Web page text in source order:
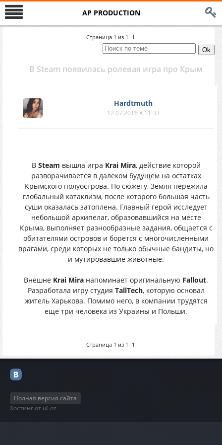
AP PRODUCTION
Страница 1 из 1 1
В Steam появилась ролевая игра про Крым
Hardtmuth
12.07.2016 в 11:33
В Steam вышла игра Krai Mira, действие которой
разворачивается в далеком будущем на остатках
Крымского полуострова. По сюжету, Земля пережила
глобальный катаклизм, после которого большая часть
суши оказалась затоплена. Главный герой исследует
небольшой архипелаг, образовавшийся на месте
Крыма, выполняет разнообразные задания, общается с
обитателями островов и борется с многочисленными
врагами, среди которых не только обычные бандиты, но
и мутировавшие животные.
Внешне Krai Mira напоминает оригинальную Fallout.
Разработала игру студия TallTech, которую основал
житель Харькова. Помимо него, в компании трудятся
еще три человека из Украины и Польши.
Страница 1 из 1 1
Полная версия сайта
Хостинг от uCoz